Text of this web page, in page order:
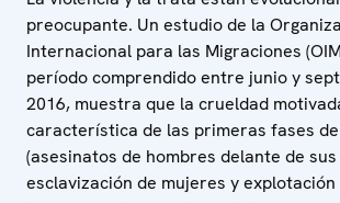
preocupante. Un estudio de la
Internacional para las Migraciones
período comprendido entre junio y
2016, muestra que la crueldad
característica de las primeras fases
(asesinatos de hombres delante de
esclavización de mujeres y explotación